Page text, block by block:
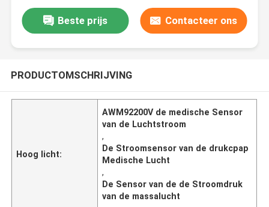
Beste prijs Contacteer ons
PRODUCTOMSCHRIJVING
Hoog licht:
AWM92200V de medische Sensor
van de Luchtstroom
,
De Stroomsensor van de drukcpap
Medische Lucht
,
De Sensor van de de Stroomdruk
van de massalucht